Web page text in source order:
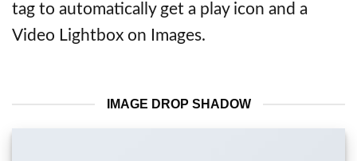
tag to automatically get a play icon and a
Video Lightbox on Images.
IMAGE DROP SHADOW